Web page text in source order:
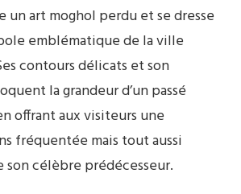
un art moghol perdu et se dresse
emblématique de la ville
contours délicats et son
la grandeur d’un passé
offrant aux visiteurs une
fréquentée mais tout aussi
célèbre prédécesseur.